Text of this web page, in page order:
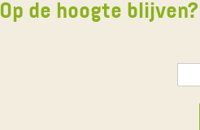
Op de hoogte